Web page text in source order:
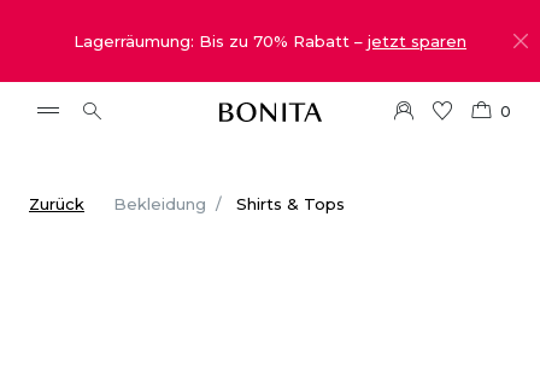
Lagerräumung: Bis zu 70% Rabatt – jetzt sparen
0
Zurück Bekleidung Shirts & Tops